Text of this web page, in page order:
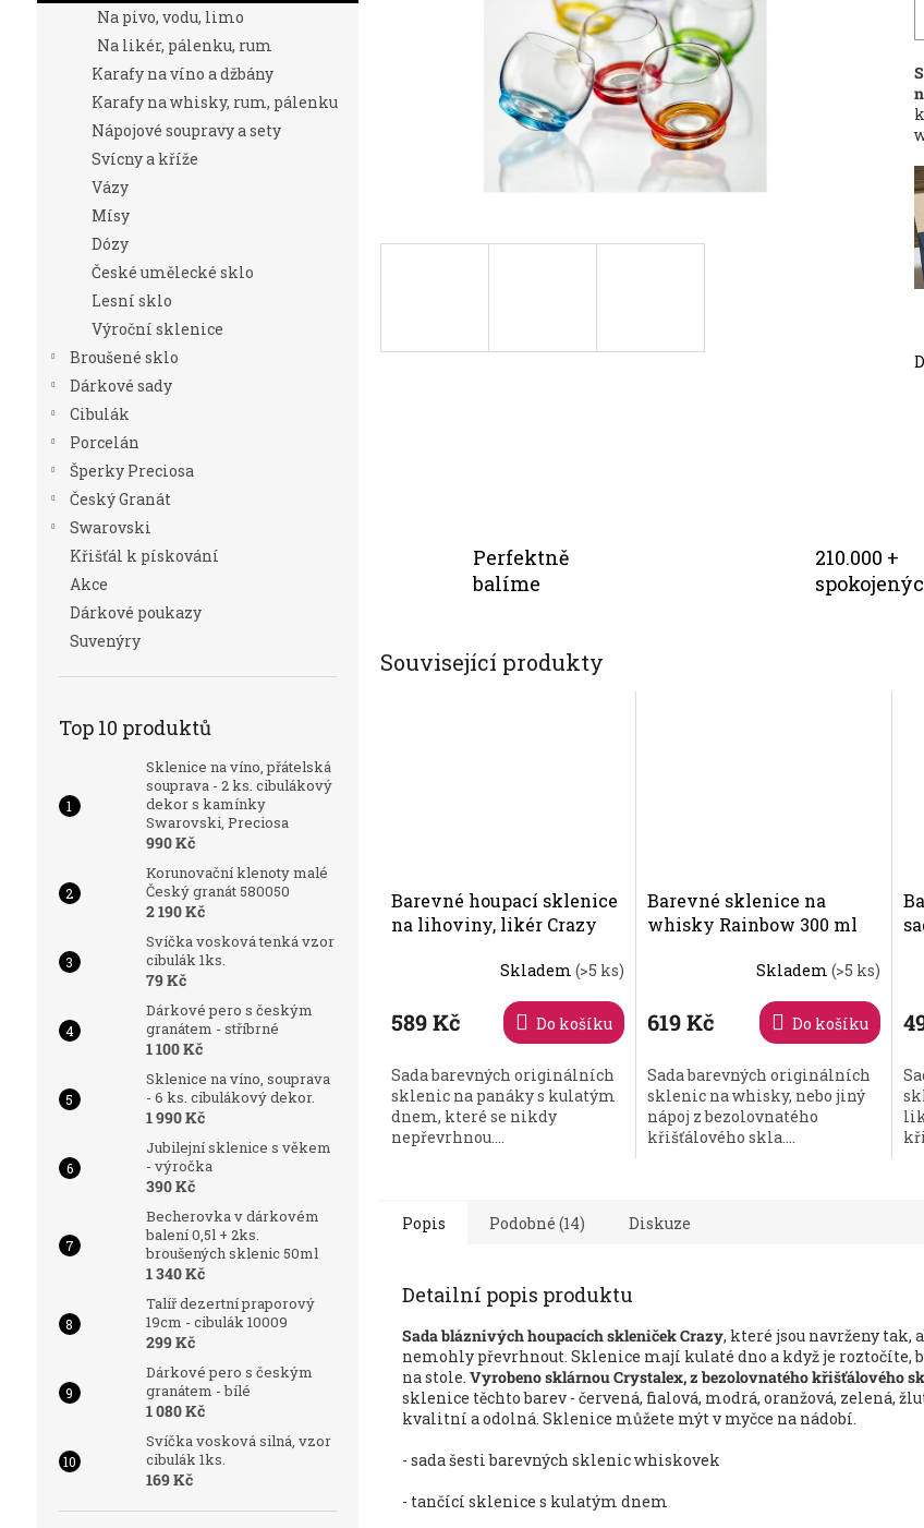
Na pivo, vodu, limo
Na likér, pálenku, rum
Karafy na víno a džbány
Karafy na whisky, rum, pálenku
Nápojové soupravy a sety
Svícny a kříže
Vázy
Mísy
Dózy
České umělecké sklo
Lesní sklo
Výroční sklenice
Broušené sklo
Dárkové sady
Cibulák
Porcelán
Šperky Preciosa
Český Granát
Swarovski
Křišťál k pískování
Akce
Dárkové poukazy
Suvenýry
Top 10 produktů
Sklenice na víno, přátelská
souprava - 2 ks. cibulákový
dekor s kamínky
Swarovski, Preciosa
990 Kč
Korunovační klenoty malé
Český granát 580050
2 190 Kč
Svíčka vosková tenká vzor
cibulák 1ks.
79 Kč
Dárkové pero s českým
granátem - stříbrné
1 100 Kč
Sklenice na víno, souprava
- 6 ks. cibulákový dekor.
1 990 Kč
Jubilejní sklenice s věkem
- výročka
390 Kč
Becherovka v dárkovém
balení 0,5l + 2ks.
broušených sklenic 50ml
1 340 Kč
Talíř dezertní praporový
19cm - cibulák 10009
299 Kč
Dárkové pero s českým
granátem - bílé
1 080 Kč
Svíčka vosková silná, vzor
cibulák 1ks.
169 Kč
Perfektně
balíme
210.000 +
Související produkty
Barevné houpací sklenice
na lihoviny, likér Crazy
Skladem(>5 ks)
589 Kč Do košíku
Sada barevných originálních
sklenic na panáky s kulatým
dnem, které se nikdy
nepřevrhnou....
Barevné sklenice na
whisky Rainbow 300 ml
Skladem(>5 ks)
619 Kč Do košíku
Sada barevných originálních
sklenic na whisky, nebo jiný
nápoj z bezolovnatého
křišťálového skla....
Popis Podobné (14) Diskuze
Detailní popis produktu
Sada bláznivých houpacích skleniček Crazy, které jsou navrženy tak,
nemohly převrhnout. Sklenice mají kulaté dno a když je roztočíte,
na stole. Vyrobeno sklárnou Crystalex, z bezolovnatého křišťálového
sklenice těchto barev - červená, fialová, modrá, oranžová, zelená,
kvalitní a odolná. Sklenice můžete mýt v myčce na nádobí.
- sada šesti barevných sklenic whiskovek
- tančící sklenice s kulatým dnem